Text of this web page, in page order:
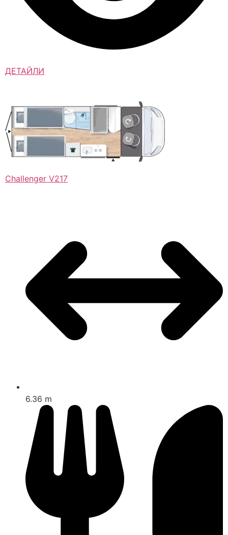
ДЕТАЙЛИ
Challenger V217
6.36 m